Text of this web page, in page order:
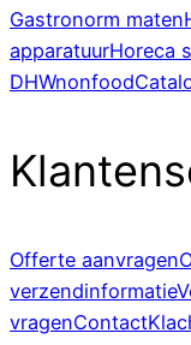
Gastronorm maten
apparatuurHoreca
DHWnonfood
Offerte aanvragen
verzendinformatie
vragenContact